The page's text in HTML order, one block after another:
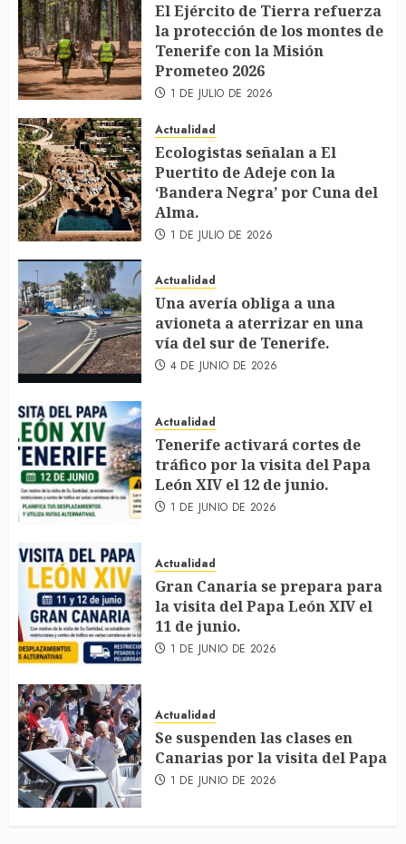
El Ejército de Tierra refuerza
la protección de los montes de
Tenerife con la Misión
Prometeo 2026
1 DE JULIO DE 2026
Actualidad
Ecologistas señalan a El
Puertito de Adeje con la
‘Bandera Negra’ por Cuna del
Alma.
1 DE JULIO DE 2026
Actualidad
Una avería obliga a una
avioneta a aterrizar en una
vía del sur de Tenerife.
4 DE JUNIO DE 2026
Actualidad
Tenerife activará cortes de
tráfico por la visita del Papa
León XIV el 12 de junio.
1 DE JUNIO DE 2026
Actualidad
Gran Canaria se prepara para
la visita del Papa León XIV el
11 de junio.
1 DE JUNIO DE 2026
Actualidad
Se suspenden las clases en
Canarias por la visita del Papa
1 DE JUNIO DE 2026